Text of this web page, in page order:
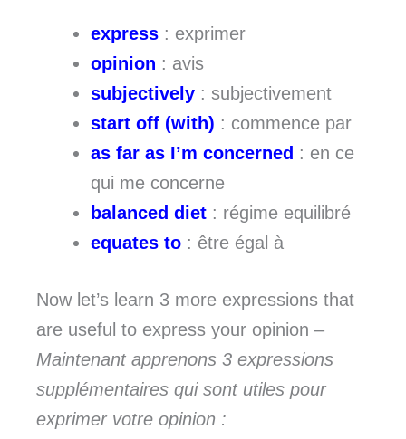
express : exprimer
opinion : avis
subjectively : subjectivement
start off (with) : commence par
as far as I’m concerned : en ce
qui me concerne
balanced diet : régime equilibré
equates to : être égal à
Now let’s learn 3 more expressions that
are useful to express your opinion –
Maintenant apprenons 3 expressions
supplémentaires qui sont utiles pour
exprimer votre opinion :